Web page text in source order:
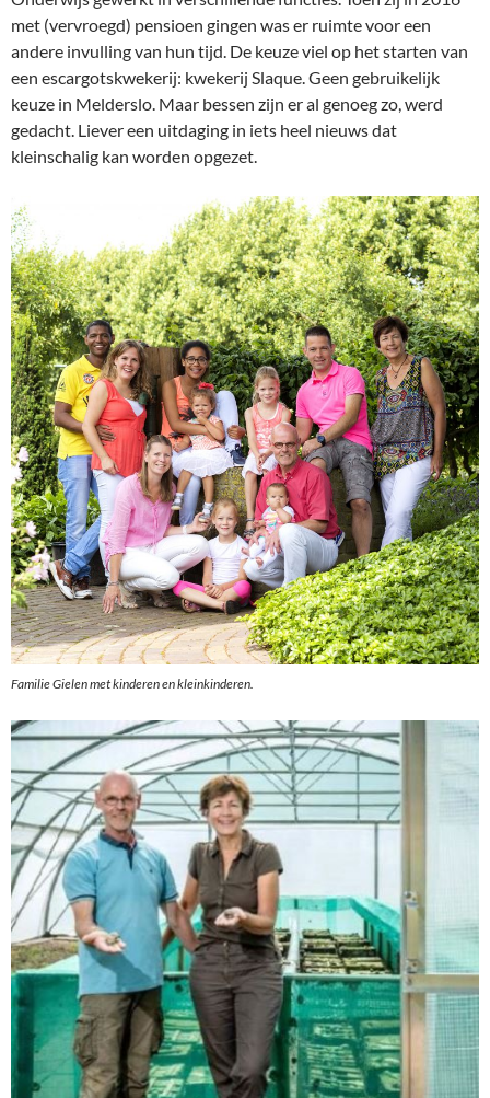
met (vervroegd) pensioen gingen was er ruimte voor een
andere invulling van hun tijd. De keuze viel op het starten van
een escargotskwekerij: kwekerij Slaque. Geen gebruikelijk
keuze in Melderslo. Maar bessen zijn er al genoeg zo, werd
gedacht. Liever een uitdaging in iets heel nieuws dat
kleinschalig kan worden opgezet.
Familie Gielen met kinderen en kleinkinderen.